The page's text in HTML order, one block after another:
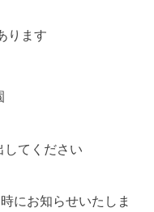
ります
してください
にお知らせいたしま